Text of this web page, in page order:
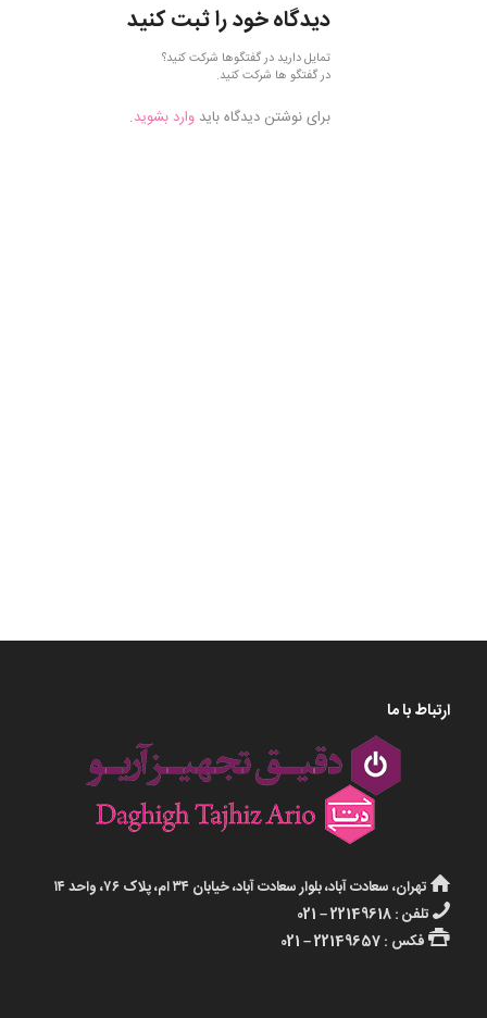
دیدگاه خود را ثبت کنید
تمایل دارید در گفتگوها شرکت کنید؟
در گفتگو ها شرکت کنید.
برای نوشتن دیدگاه باید وارد بشوید.
ارتباط با ما
تهران، سعادت آباد، بلوار سعادت آباد، خیابان ۳۴ ام، پلاک ۷۶، واحد ۱۴
تلفن : 22149618 – 021
فکس : 22149657 – 021